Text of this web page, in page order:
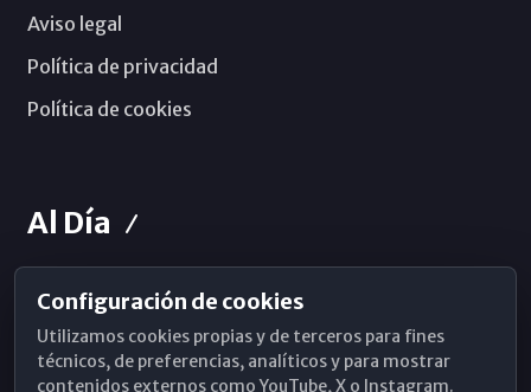
Aviso legal
Política de privacidad
Política de cookies
Al Día
Horarios de Misa
Hemeroteca
Configuración de cookies
Utilizamos cookies propias y de terceros para fines
técnicos, de preferencias, analíticos y para mostrar
contenidos externos como YouTube, X o Instagram.